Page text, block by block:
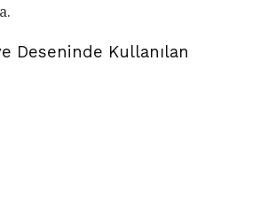
Deseninde Kullanılan